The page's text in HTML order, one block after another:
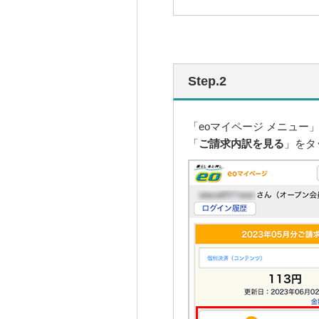
Step.2
「eoマイページ メニュー
「ご請求内訳を見る 」を